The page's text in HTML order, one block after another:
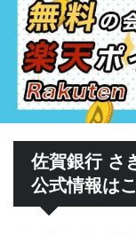
佐賀銀行 さ
公式情報は